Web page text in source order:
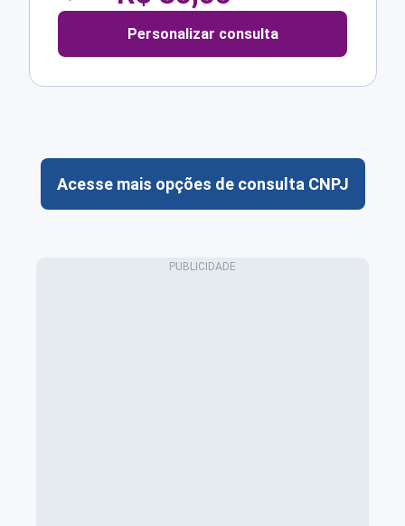
Personalizar consulta
Acesse mais opções de consulta CNPJ